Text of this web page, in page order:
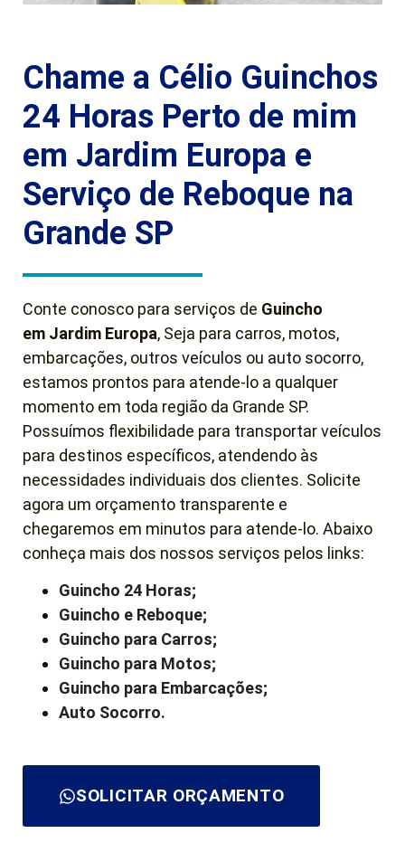
Chame a Célio Guinchos
24 Horas Perto de mim
em Jardim Europa e
Serviço de Reboque na
Grande SP
Conte conosco para serviços de Guincho
em Jardim Europa, Seja para carros, motos,
embarcações, outros veículos ou auto socorro,
estamos prontos para atende-lo a qualquer
momento em toda região da Grande SP.
Possuímos flexibilidade para transportar veículos
para destinos específicos, atendendo às
necessidades individuais dos clientes. Solicite
agora um orçamento transparente e
chegaremos em minutos para atende-lo. Abaixo
conheça mais dos nossos serviços pelos links:
Guincho 24 Horas;
Guincho e Reboque;
Guincho para Carros;
Guincho para Motos;
Guincho para Embarcações;
Auto Socorro.
SOLICITAR ORÇAMENTO